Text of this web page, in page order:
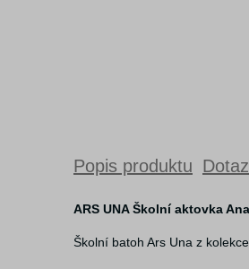
Popis produktu
ARS UNA Školní aktovka
Školní batoh Ars Una z